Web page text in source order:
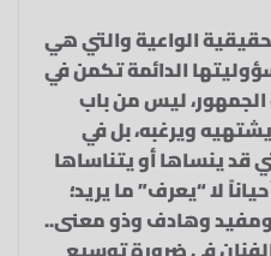
الواعية والتي هي
الدائمة تكمن في
ليس من باب
ويرغبه، بل في
قد ينساها أو يتناساها
لا “يعرف” ما يريد؛
وهادف وذو معنى..